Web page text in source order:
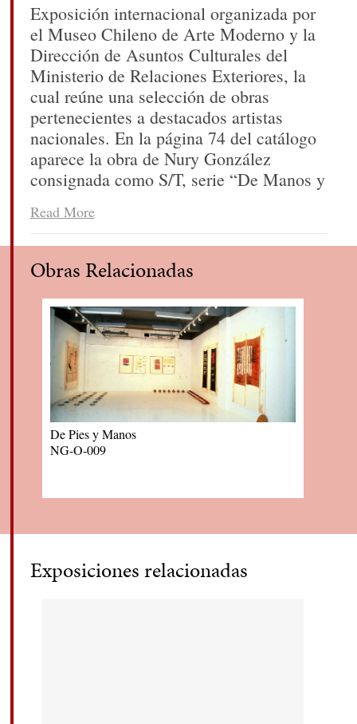
Exposición internacional organizada por
el Museo Chileno de Arte Moderno y la
Dirección de Asuntos Culturales del
Ministerio de Relaciones Exteriores, la
cual reúne una selección de obras
pertenecientes a destacados artistas
nacionales. En la página 74 del catálogo
aparece la obra de Nury González
consignada como S/T, serie “De Manos y
óleo y objetos sobre papel) 1,03 x 0,72
mts.
Read More
Obras Relacionadas
De Pies y Manos
NG-O-009
Exposiciones relacionadas